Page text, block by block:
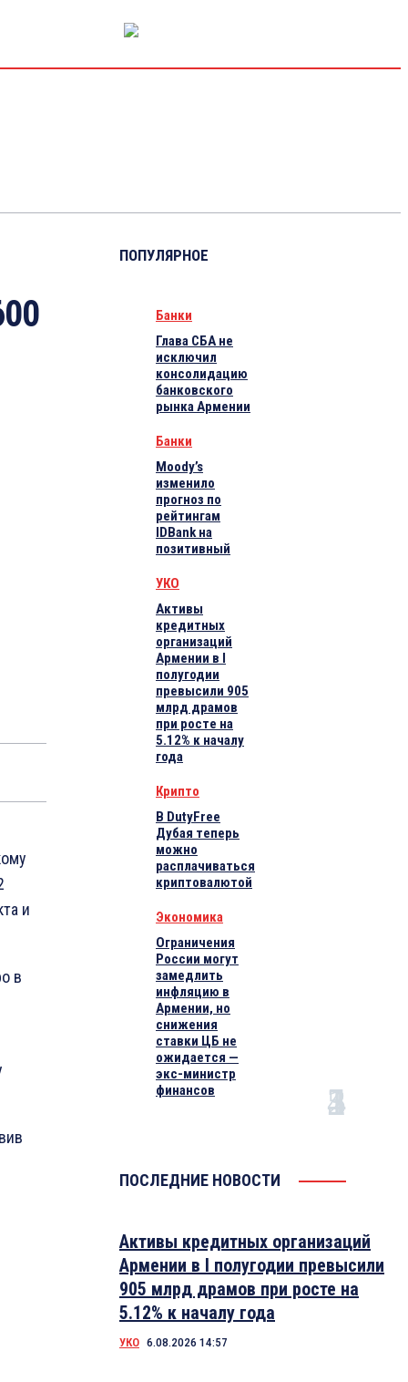
и
в
ПОПУЛЯРНОЕ
Банки
Глава СБА не
исключил
консолидацию
банковского
рынка Армении
Банки
Moody’s
изменило
прогноз по
рейтингам
IDBank на
позитивный
УКО
Активы
кредитных
организаций
Армении в I
полугодии
превысили 905
млрд драмов
при росте на
5.12% к началу
года
Крипто
В DutyFree
Дубая теперь
можно
расплачиваться
криптовалютой
Экономика
Ограничения
России могут
замедлить
инфляцию в
Армении, но
снижения
ставки ЦБ не
ожидается —
экс-министр
финансов
ПОСЛЕДНИЕ НОВОСТИ
Активы кредитных организаций
Армении в I полугодии превысили
905 млрд драмов при росте на
5.12% к началу года
УКО 6.08.2026 14:57